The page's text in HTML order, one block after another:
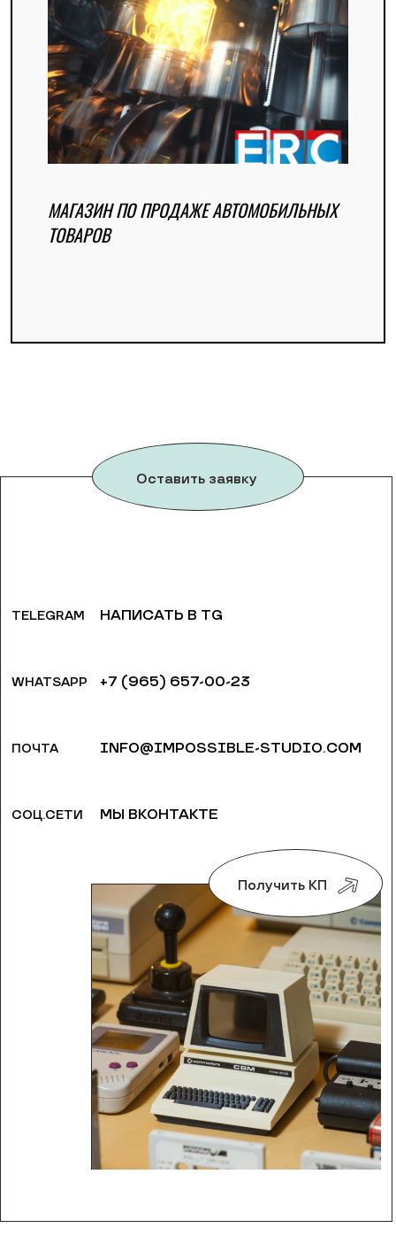
МАГАЗИН ПО ПРОДАЖЕ АВТОМОБИЛЬНЫХ
ТОВАРОВ
Оставить заявку
TELEGRAM
WHATSAPP
ПОЧТА
СОЦ.СЕТИ
НАПИСАТЬ В TG
+7 (965) 657-00-23
INFO@IMPOSSIBLE-STUDIO.COM
МЫ ВКОНТАКТЕ
Получить КП